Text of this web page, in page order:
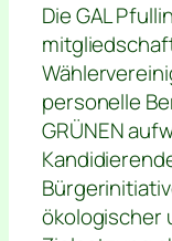
Die GAL
personelle
GRÜNEN
ökologischer